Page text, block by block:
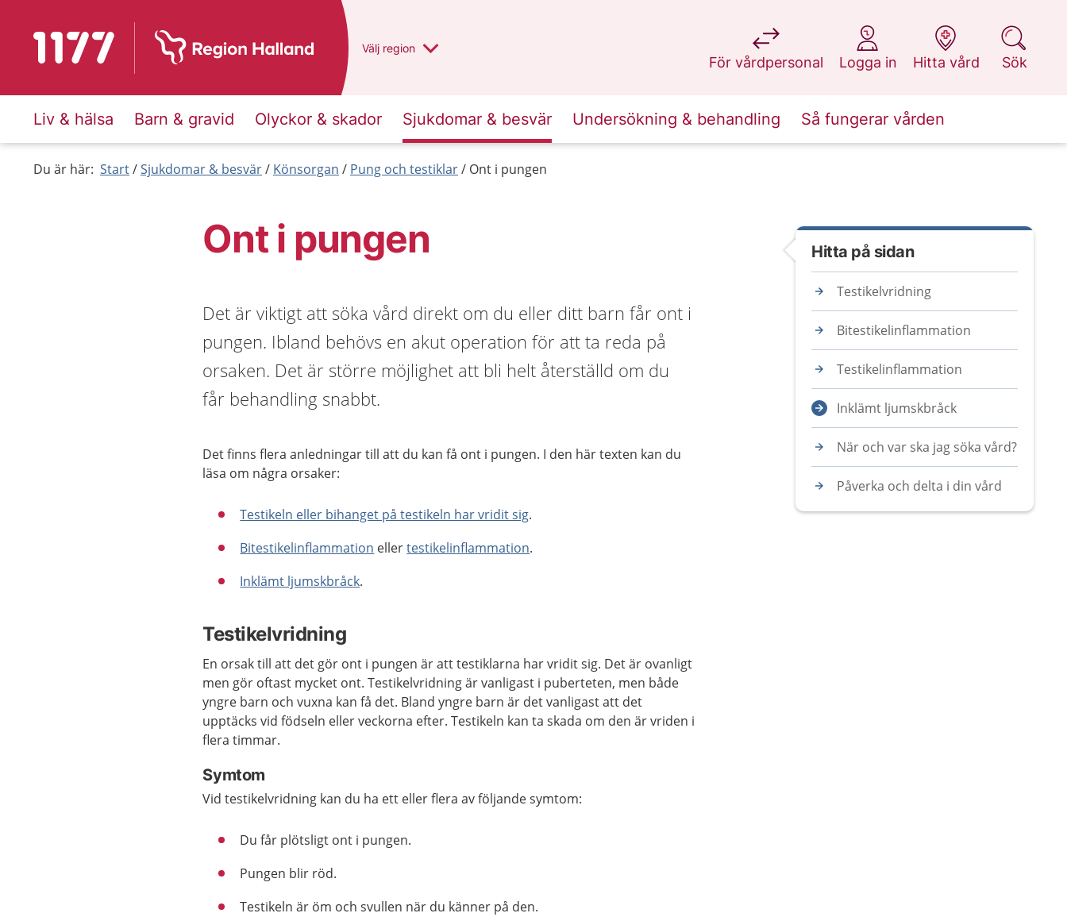
Till startsidan för 1177 Du har valt region
Välj en annan
region
För vårdpersonal
på 1177.se
Logga in
på 1177.se
Hitta vård
på 1177.se
Sök
på 1177.se
Liv & hälsa Barn & gravid Olyckor & skador Sjukdomar & besvär Undersökning & behandling Så fungerar vården
Du är här: Start Sjukdomar & besvär Könsorgan Pung och testiklar Ont i pungen
Ont i pungen
Det är viktigt att söka vård direkt om du eller ditt barn får ont i
pungen. Ibland behövs en akut operation för att ta reda på
orsaken. Det är större möjlighet att bli helt återställd om du
får behandling snabbt.
Det finns flera anledningar till att du kan få ont i pungen. I den här texten kan du
läsa om några orsaker:
Testikeln eller bihanget på testikeln har vridit sig.
Bitestikelinflammation ellertestikelinflammation.
Inklämt ljumskbråck.
Testikelvridning
En orsak till att det gör ont i pungen är att testiklarna har vridit sig. Det är ovanligt
men gör oftast mycket ont. Testikelvridning är vanligast i puberteten, men både
yngre barn och vuxna kan få det. Bland yngre barn är det vanligast att det
upptäcks vid födseln eller veckorna efter. Testikeln kan ta skada om den är vriden i
flera timmar.
Symtom
Vid testikelvridning kan du ha ett eller flera av följande symtom:
Du får plötsligt ont i pungen.
Pungen blir röd.
Testikeln är öm och svullen när du känner på den.
Hitta på sidan
Testikelvridning
Bitestikelinflammation
Testikelinflammation
Inklämt ljumskbråck
När och var ska jag söka vård?
Påverka och delta i din vård